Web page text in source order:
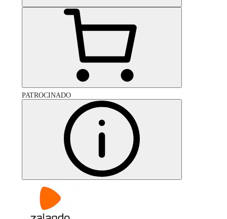
PATROCINADO